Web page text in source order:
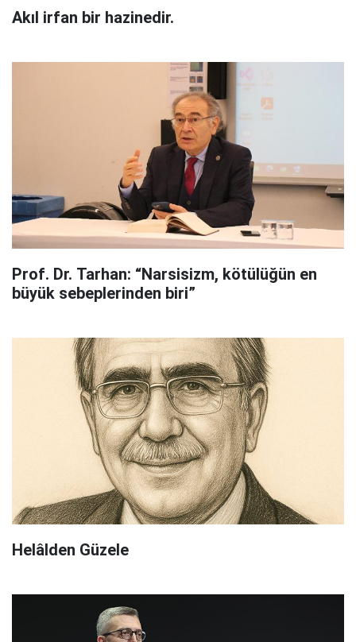
Akıl irfan bir hazinedir.
Prof. Dr. Tarhan: “Narsisizm, kötülüğün en
büyük sebeplerinden biri”
Helâlden Güzele